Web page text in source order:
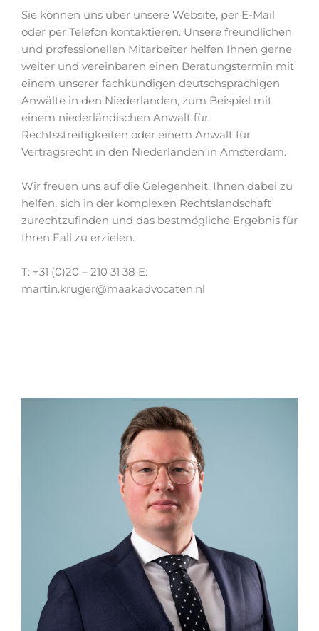
Sie können uns über unsere Website, per E-Mail
oder per Telefon kontaktieren. Unsere freundlichen
und professionellen Mitarbeiter helfen Ihnen gerne
weiter und vereinbaren einen Beratungstermin mit
einem unserer fachkundigen deutschsprachigen
Anwälte in den Niederlanden, zum Beispiel mit
einem niederländischen Anwalt für
Rechtsstreitigkeiten oder einem Anwalt für
Vertragsrecht in den Niederlanden in Amsterdam.
Wir freuen uns auf die Gelegenheit, Ihnen dabei zu
helfen, sich in der komplexen Rechtslandschaft
zurechtzufinden und das bestmögliche Ergebnis für
Ihren Fall zu erzielen.
T: +31 (0)20 – 210 31 38 E:
martin.kruger@maakadvocaten.nl